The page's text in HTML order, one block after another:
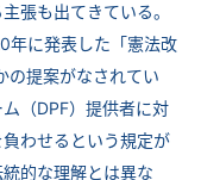
張も出てきている。
年に発表した「憲法改
の提案がなされてい
（DPF）提供者に対
わせるという規定が
的な理解とは異な